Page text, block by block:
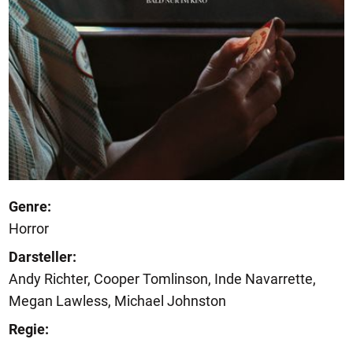
Genre:
Horror
Darsteller:
Andy Richter, Cooper Tomlinson, Inde Navarrette,
Megan Lawless, Michael Johnston
Regie: